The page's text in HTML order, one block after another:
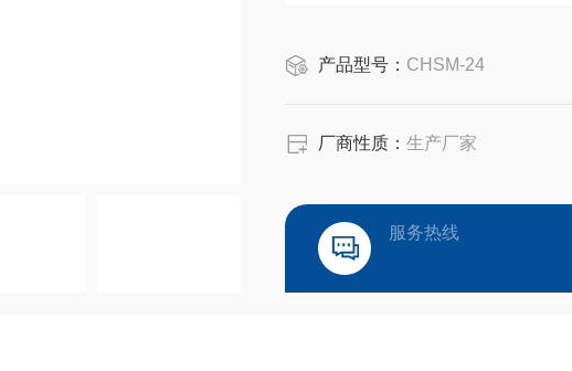
产品型号： CHSM-24
厂商性质： 生产厂家
服务热线